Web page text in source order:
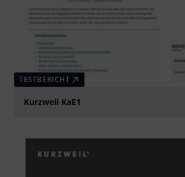
TESTBERICHT
Kurzweil KaE1